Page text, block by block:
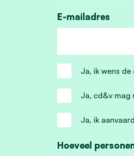
E-mailadres
Ja, ik wens
Ja, cd&v mag
Ja, ik
Hoeveel